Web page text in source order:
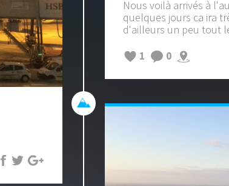
Nous voilà arrivés à
quelques jours ca ira
d'ailleurs un peu tout
1
0